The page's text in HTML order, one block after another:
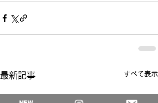
最新記事 すべて表示